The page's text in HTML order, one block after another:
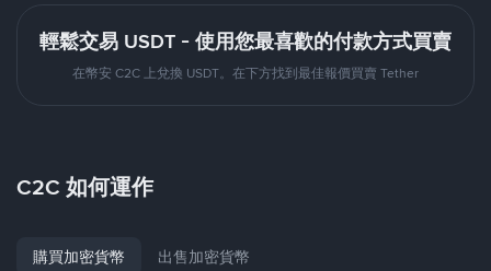
輕鬆交易 USDT - 使用您最喜歡的付款方式買賣
在幣安 C2C 上兌換 USDT。在下方找到最佳報價買賣 Tether
C2C 如何運作
購買加密貨幣 出售加密貨幣